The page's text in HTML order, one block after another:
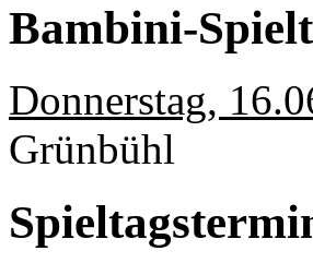
Bambini-
Donnerstag,
Grünbühl